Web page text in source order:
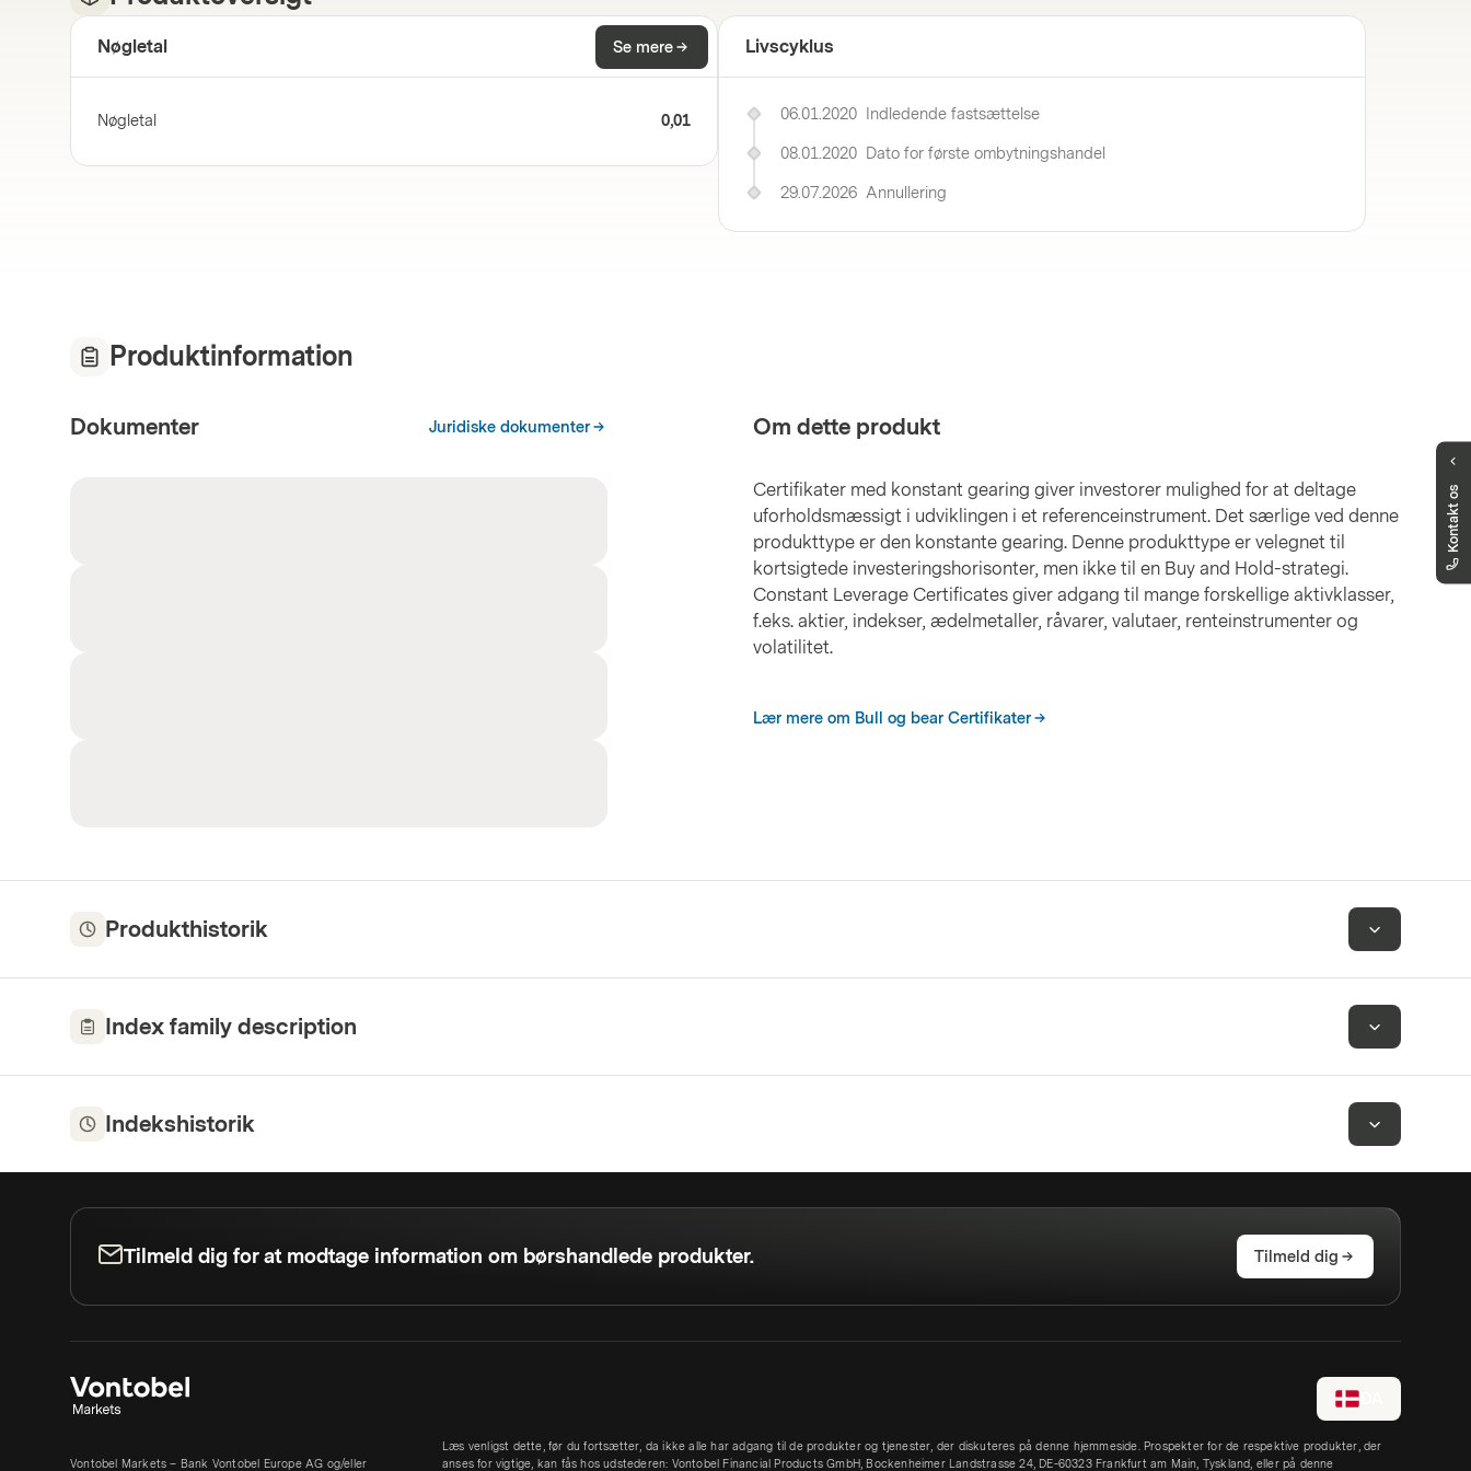
Nøgletal Se mere
Nøgletal 0,01
Livscyklus
06.01.2020 Indledende fastsættelse
08.01.2020 Dato for første ombytningshandel
29.07.2026 Annullering
Produktinformation
Dokumenter Juridiske dokumenter Om dette produkt
Certifikater med konstant gearing giver investorer mulighed for at deltage
uforholdsmæssigt i udviklingen i et referenceinstrument. Det særlige ved denne
produkttype er den konstante gearing. Denne produkttype er velegnet til
kortsigtede investeringshorisonter, men ikke til en Buy and Hold-strategi.
Constant Leverage Certificates giver adgang til mange forskellige aktivklasser,
f.eks. aktier, indekser, ædelmetaller, råvarer, valutaer, renteinstrumenter og
volatilitet.
Lær mere om Bull og bear Certifikater
Produkthistorik
Index family description
Indekshistorik
Kontakt os
Har du fortsat spørgsmål?
Vi er her for at hjælpe dig
markets.denmark@vontobel.com
80253820
Du kan kontakte os på telefon mandag til
fredag kl. 8.00-18.00 (CET). Fra 18:00 til
22:00 for presserende spørgsmål relateret
Tilmeld dig for at modtage information om børshandlede produkter. Tilmeld dig
Vontobel Markets – Bank Vontobel Europe AG og/eller
Læs venligst dette, før du fortsætter, da ikke alle har adgang til de produkter og tjenester, der diskuteres på denne hjemmeside. Prospekter for de respektive produkter, der
anses for vigtige, kan fås hos udstederen: Vontobel Financial Products GmbH, Bockenheimer Landstrasse 24, DE-60323 Frankfurt am Main, Tyskland, eller på denne